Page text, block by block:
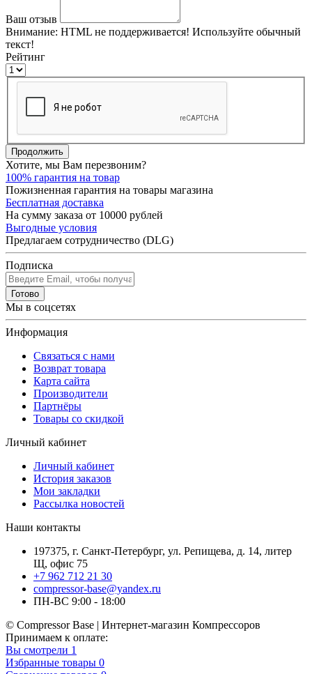
Ваш отзыв
Внимание: HTML не поддерживается! Используйте обычный
текст!
Рейтинг
Продолжить
Хотите, мы Вам перезвоним?
100% гарантия на товар
Пожизненная гарантия на товары магазина
Бесплатная доставка
На сумму заказа от 10000 рублей
Выгодные условия
Предлагаем сотрудничество (DLG)
Подписка
Готово
Мы в соцсетях
Информация
Связаться с нами
Возврат товара
Карта сайта
Производители
Партнёры
Товары со скидкой
Личный кабинет
Личный кабинет
История заказов
Мои закладки
Рассылка новостей
Наши контакты
197375, г. Санкт-Петербург, ул. Репищева, д. 14, литер
Щ, офис 75
+7 962 712 21 30
compressor-base@yandex.ru
ПН-ВС 9:00 - 18:00
© Compressor Base | Интернет-магазин Компрессоров
Принимаем к оплате:
Вы смотрели 1
Избранные товары 0